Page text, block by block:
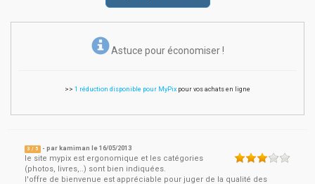
Astuce pour économiser !
>> 1 réduction disponible pour MyPix pour vos achats en ligne
3 / 5 - par kamiman le16/05/2013
le site mypix est ergonomique et les catégories
(photos, livres,..) sont bien indiquées.
l'offre de bienvenue est appréciable pour juger de la qualité des